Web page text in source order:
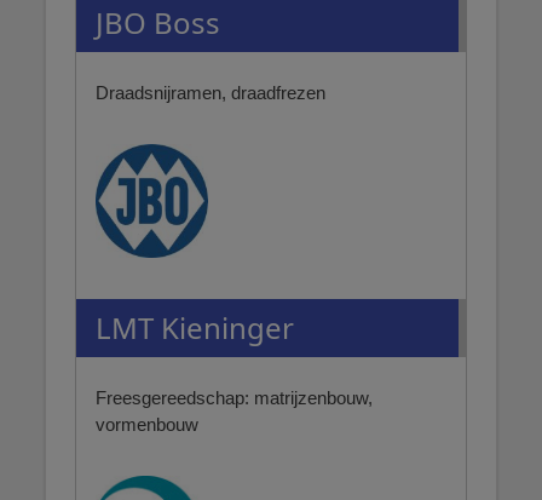
JBO Boss
Draadsnijramen, draadfrezen
LMT Kieninger
Freesgereedschap: matrijzenbouw,
vormenbouw